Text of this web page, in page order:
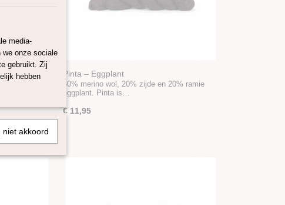
ramie
Pinta – Eggplant
60% merino wol, 20% zijde en 20% ramie
eggplant. Pinta is…
€ 11,95
media-
we onze sociale
gebruikt. Zij
hebben
niet akkoord